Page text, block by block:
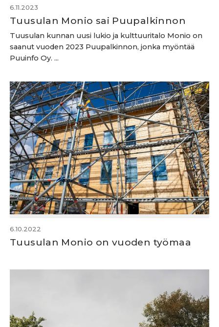
6.11.2023
Tuusulan Monio sai Puupalkinnon
Tuusulan kunnan uusi lukio ja kulttuuritalo Monio on
saanut vuoden 2023 Puupalkinnon, jonka myöntää
Puuinfo Oy. ...
6.10.2022
Tuusulan Monio on vuoden työmaa